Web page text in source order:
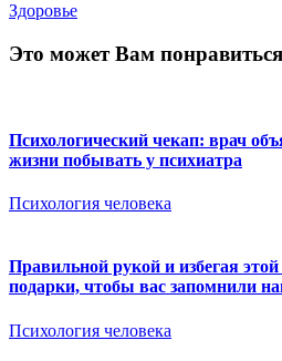
Здоровье
Это может Вам
Психологический чекап: врач
жизни побывать у психиатра
Психология человека
Правильной рукой и избегая
подарки, чтобы вас запомнили
Психология человека